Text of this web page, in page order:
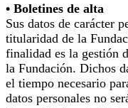
• Boletines de alta
Sus datos de carácter
titularidad de la
finalidad es la gestión
la Fundación. Dichos
el tiempo necesario
datos personales no